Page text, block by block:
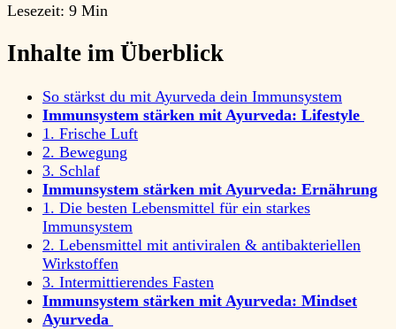
Lesezeit: 9 Min
Inhalte im Überblick
So stärkst du mit Ayurveda dein Immunsystem
Immunsystem stärken mit Ayurveda: Lifestyle
1. Frische Luft
2. Bewegung
3. Schlaf
Immunsystem stärken mit Ayurveda: Ernährung
1. Die besten Lebensmittel für ein starkes
Immunsystem
2. Lebensmittel mit antiviralen & antibakteriellen
Wirkstoffen
3. Intermittierendes Fasten
Immunsystem stärken mit Ayurveda: Mindset
Ayurveda